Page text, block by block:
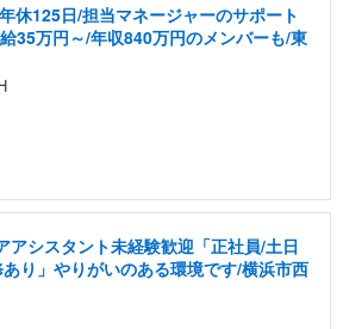
休125日/担当マネージャーのサポート
35万円～/年収840万円のメンバーも/東
アシスタント未経験歓迎「正社員/土日
り」やりがいのある環境です/横浜市西